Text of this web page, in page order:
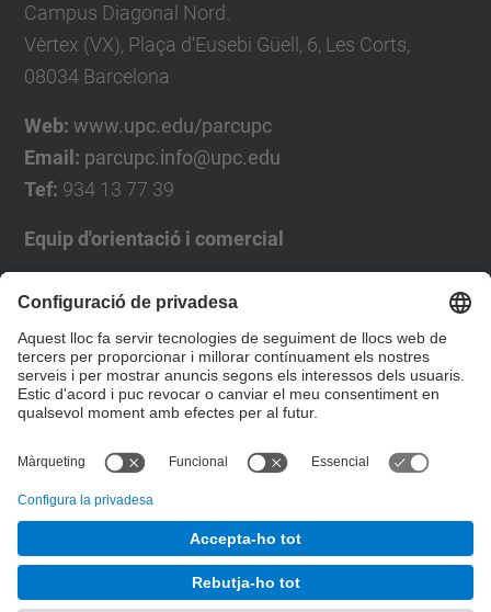
Campus Diagonal Nord.
Vèrtex (VX), Plaça d'Eusebi Güell, 6, Les Corts,
08034 Barcelona
Web: www.upc.edu/parcupc
Email: parcupc.info@upc.edu
Tef: 934 13 77 39
Equip d'orientació i comercial
jose.luis.grande@upc.edu
Formulari de contacte
© UPC
Desenvolupat amb